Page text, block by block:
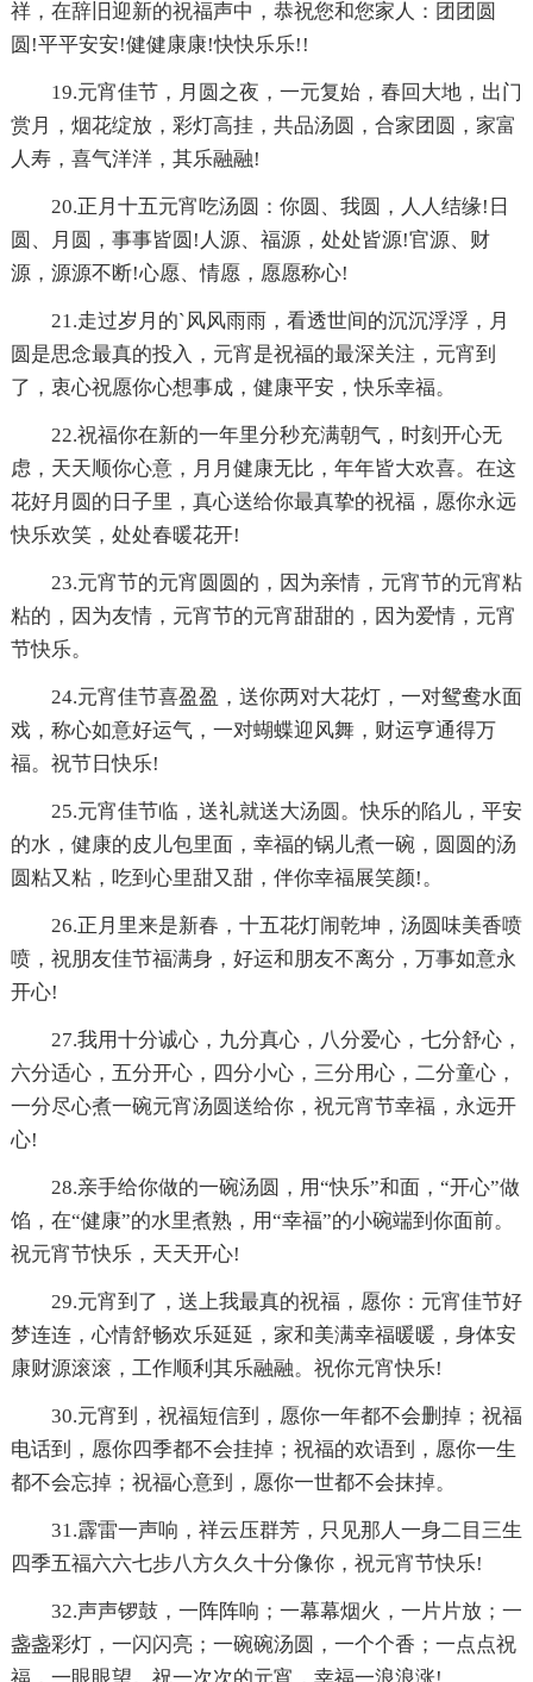
祥，在辞旧迎新的祝福声中，恭祝您和您家人：团团圆
圆!平平安安!健健康康!快快乐乐!!
19.元宵佳节，月圆之夜，一元复始，春回大地，出门
赏月，烟花绽放，彩灯高挂，共品汤圆，合家团圆，家富
人寿，喜气洋洋，其乐融融!
20.正月十五元宵吃汤圆：你圆、我圆，人人结缘!日
圆、月圆，事事皆圆!人源、福源，处处皆源!官源、财
源，源源不断!心愿、情愿，愿愿称心!
21.走过岁月的`风风雨雨，看透世间的沉沉浮浮，月
圆是思念最真的投入，元宵是祝福的最深关注，元宵到
了，衷心祝愿你心想事成，健康平安，快乐幸福。
22.祝福你在新的一年里分秒充满朝气，时刻开心无
虑，天天顺你心意，月月健康无比，年年皆大欢喜。在这
花好月圆的日子里，真心送给你最真挚的祝福，愿你永远
快乐欢笑，处处春暖花开!
23.元宵节的元宵圆圆的，因为亲情，元宵节的元宵粘
粘的，因为友情，元宵节的元宵甜甜的，因为爱情，元宵
节快乐。
24.元宵佳节喜盈盈，送你两对大花灯，一对鸳鸯水面
戏，称心如意好运气，一对蝴蝶迎风舞，财运亨通得万
福。祝节日快乐!
25.元宵佳节临，送礼就送大汤圆。快乐的陷儿，平安
的水，健康的皮儿包里面，幸福的锅儿煮一碗，圆圆的汤
圆粘又粘，吃到心里甜又甜，伴你幸福展笑颜!。
26.正月里来是新春，十五花灯闹乾坤，汤圆味美香喷
喷，祝朋友佳节福满身，好运和朋友不离分，万事如意永
开心!
27.我用十分诚心，九分真心，八分爱心，七分舒心，
六分适心，五分开心，四分小心，三分用心，二分童心，
一分尽心煮一碗元宵汤圆送给你，祝元宵节幸福，永远开
心!
28.亲手给你做的一碗汤圆，用“快乐”和面，“开心”做
馅，在“健康”的水里煮熟，用“幸福”的小碗端到你面前。
祝元宵节快乐，天天开心!
29.元宵到了，送上我最真的祝福，愿你：元宵佳节好
梦连连，心情舒畅欢乐延延，家和美满幸福暖暖，身体安
康财源滚滚，工作顺利其乐融融。祝你元宵快乐!
30.元宵到，祝福短信到，愿你一年都不会删掉；祝福
电话到，愿你四季都不会挂掉；祝福的欢语到，愿你一生
都不会忘掉；祝福心意到，愿你一世都不会抹掉。
31.霹雷一声响，祥云压群芳，只见那人一身二目三生
四季五福六六七步八方久久十分像你，祝元宵节快乐!
32.声声锣鼓，一阵阵响；一幕幕烟火，一片片放；一
盏盏彩灯，一闪闪亮；一碗碗汤圆，一个个香；一点点祝